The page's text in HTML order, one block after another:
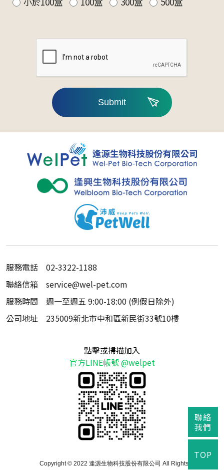
Submit
服務電話
02-3322-1188
聯絡信箱
service@wel-pet.com
服務時間
週一至週五 9:00-18:00 (例假日除外)
公司地址
235009新北市中和區新民街33號10樓
點擊或掃描加入
官方LINE帳號 @welpet
Copyright © 2022 逢源生物科技股份有限公司 All Rights Reserved.
聯絡
我們
TOP